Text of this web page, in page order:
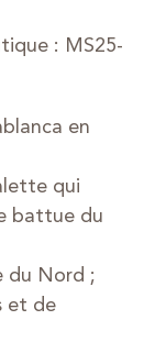
: MS25-
en
qui
battue du
du Nord ;
et de